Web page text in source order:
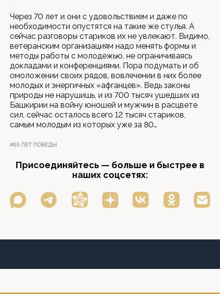
Через 70 лет и они с удовольствием и даже по
необходимости опустятся на такие же стулья. А
сейчас разговоры стариков их не увлекают. Видимо,
ветеранским организациям надо менять формы и
методы работы с молодежью, не ограничиваясь
докладами и конференциями. Пора подумать и об
омоложении своих рядов, вовлечении в них более
молодых и энергичных «афганцев». Ведь законы
природы не нарушишь, и из 700 тысяч ушедших из
Башкирии на войну юношей и мужчин в расцвете
сил, сейчас осталось всего 12 тысяч стариков,
самым молодым из которых уже за 80…
#65 ЛЕТ ПОБЕДЫ
Присоединяйтесь — больше и быстрее в
наших соцсетях: